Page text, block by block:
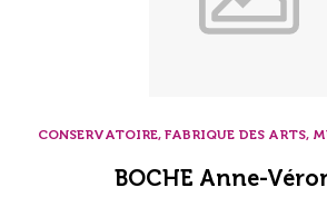
CONSERVATOIRE, FABRIQUE DES ARTS,
BOCHE Anne-